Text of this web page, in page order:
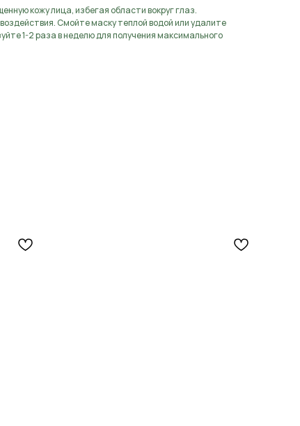
кожу лица, избегая области вокруг глаз.
Смойте маску теплой водой или удалите
1-2 раза в неделю для получения максимального